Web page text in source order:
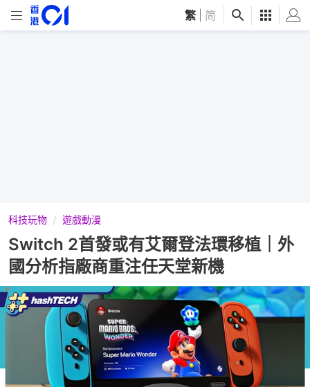
繁 简
科技玩物 遊戲動漫
Switch 2首發或有艾爾登法環移植｜外
國分析指廠商重注任天堂新機